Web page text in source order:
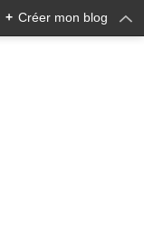
+ Créer mon blog